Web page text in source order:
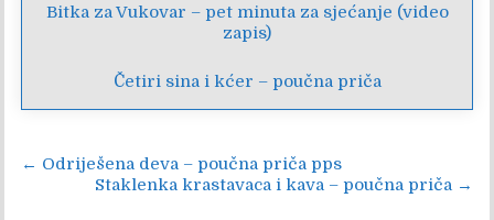
Bitka za Vukovar – pet minuta za sjećanje (video
zapis)
Četiri sina i kćer – poučna priča
Navigacija
objava
← Odriješena deva – poučna priča pps
Staklenka krastavaca i kava – poučna priča →